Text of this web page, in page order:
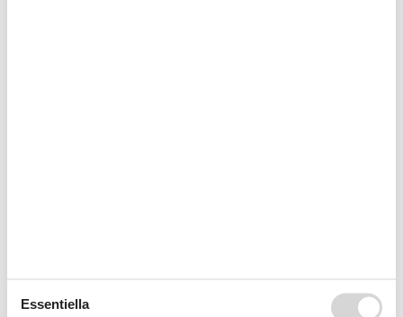
WCEssentiella